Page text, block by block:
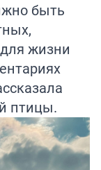
быть
для жизни
птицы.